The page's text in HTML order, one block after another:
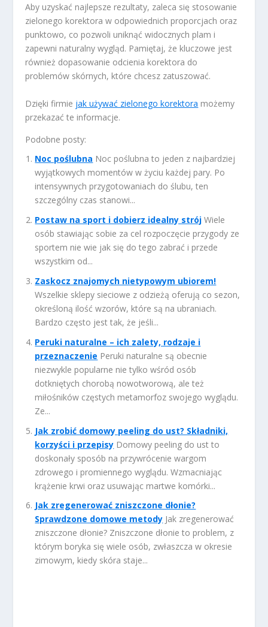
Aby uzyskać najlepsze rezultaty, zaleca się stosowanie
zielonego korektora w odpowiednich proporcjach oraz
punktowo, co pozwoli uniknąć widocznych plam i
zapewni naturalny wygląd. Pamiętaj, że kluczowe jest
również dopasowanie odcienia korektora do
problemów skórnych, które chcesz zatuszować.
Dzięki firmie jak używać zielonego korektora możemy
przekazać te informacje.
Podobne posty:
Noc poślubna Noc poślubna to jeden z najbardziej
wyjątkowych momentów w życiu każdej pary. Po
intensywnych przygotowaniach do ślubu, ten
szczególny czas stanowi...
Postaw na sport i dobierz idealny strój Wiele
osób stawiając sobie za cel rozpoczęcie przygody ze
sportem nie wie jak się do tego zabrać i przede
wszystkim od...
Zaskocz znajomych nietypowym ubiorem!
Wszelkie sklepy sieciowe z odzieżą oferują co sezon,
określoną ilość wzorów, które są na ubraniach.
Bardzo często jest tak, że jeśli...
Peruki naturalne – ich zalety, rodzaje i
przeznaczenie Peruki naturalne są obecnie
niezwykle popularne nie tylko wśród osób
dotkniętych chorobą nowotworową, ale też
miłośników częstych metamorfoz swojego wyglądu.
Ze...
Jak zrobić domowy peeling do ust? Składniki,
korzyści i przepisy Domowy peeling do ust to
doskonały sposób na przywrócenie wargom
zdrowego i promiennego wyglądu. Wzmacniając
krążenie krwi oraz usuwając martwe komórki...
Jak zregenerować zniszczone dłonie?
Sprawdzone domowe metody Jak zregenerować
zniszczone dłonie? Zniszczone dłonie to problem, z
którym boryka się wiele osób, zwłaszcza w okresie
zimowym, kiedy skóra staje...